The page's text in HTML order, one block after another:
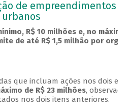
de empreendimentos
R$ 10 milhões e, no máximo,
de até R$ 1,5 milhão por
que incluam ações nos dois
de R$ 23 milhões,
nos dois itens anteriores.